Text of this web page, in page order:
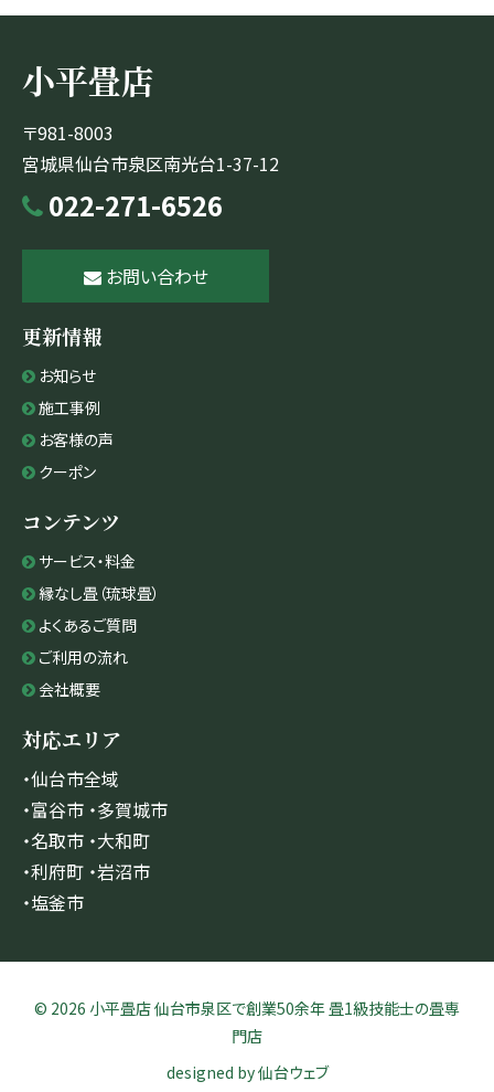
イ
小平畳店
〒981-8003
宮城県仙台市泉区南光台1-37-12
022-271-6526
お問い合わせ
更新情報
お知らせ
施工事例
お客様の声
クーポン
コンテンツ
サービス・料金
縁なし畳（琉球畳）
よくあるご質問
ご利用の流れ
会社概要
対応エリア
・仙台市全域
・富谷市 ・多賀城市
・名取市 ・大和町
・利府町 ・岩沼市
・塩釜市
© 2026 小平畳店 仙台市泉区で創業50余年 畳1級技能士の畳専
門店
designed by仙台ウェブ